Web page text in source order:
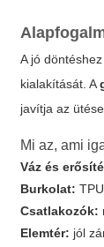
A jó
kialakítását. A
javítja az
Mi az, ami
Váz és
Burkolat:
Csatlakozók:
Elemtér: jól